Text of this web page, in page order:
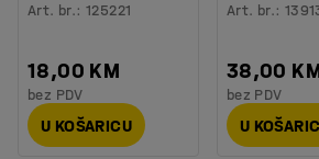
Art. br.:125221
18,00 KM
bez PDV
U KOŠARICU
Art. br.:
38,00
bez PDV
U